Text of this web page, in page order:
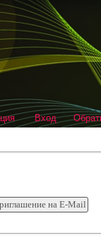
Вход